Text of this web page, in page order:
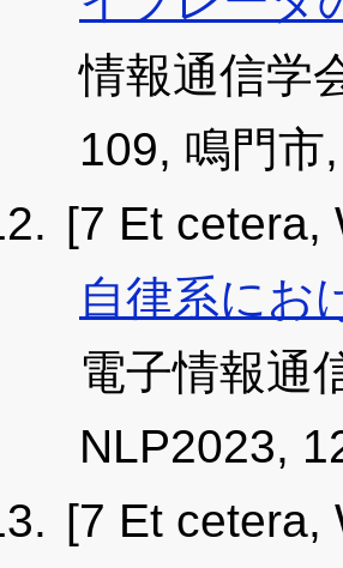
情報通信学
109, 鳴門
[7 Et cetera,
自律系にお
電子情報通
NLP2023,
[7 Et cetera,